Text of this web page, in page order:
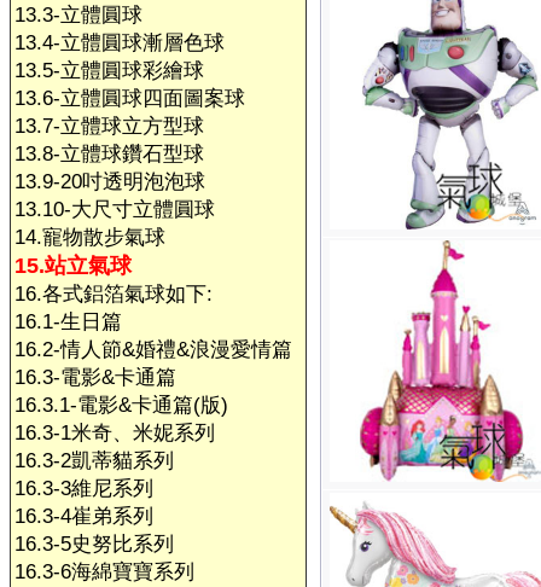
13.3-立體圓球
13.4-立體圓球漸層色球
13.5-立體圓球彩繪球
13.6-立體圓球四面圖案球
13.7-立體球立方型球
13.8-立體球鑽石型球
13.9-20吋透明泡泡球
13.10-大尺寸立體圓球
14.寵物散步氣球
15.站立氣球
16.各式鋁箔氣球如下:
16.1-生日篇
16.2-情人節&婚禮&浪漫愛情篇
16.3-電影&卡通篇
16.3.1-電影&卡通篇(版)
16.3-1米奇、米妮系列
16.3-2凱蒂貓系列
16.3-3維尼系列
16.3-4崔弟系列
16.3-5史努比系列
16.3-6海綿寶寶系列